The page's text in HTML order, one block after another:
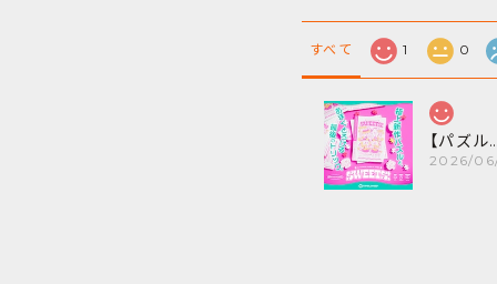
すべて 1 0
【パズルの先に待ち受けるトリック！】
2026/